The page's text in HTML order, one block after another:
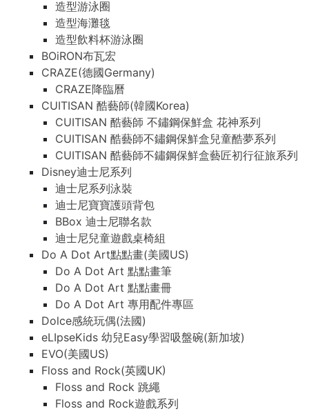
造型游泳圈
造型海灘毯
造型飲料杯游泳圈
BOiRON布瓦宏
CRAZE(德國Germany)
CRAZE降臨曆
CUITISAN 酷藝師(韓國Korea)
CUITISAN 酷藝師 不鏽鋼保鮮盒 花神系列
CUITISAN 酷藝師不鏽鋼保鮮盒兒童酷夢系列
CUITISAN 酷藝師不鏽鋼保鮮盒藝匠初行征旅系列
Disney迪士尼系列
迪士尼系列泳裝
迪士尼寶寶護頭背包
BBox 迪士尼聯名款
迪士尼兒童遊戲桌椅組
Do A Dot Art點點畫(美國US)
Do A Dot Art 點點畫筆
Do A Dot Art 點點畫冊
Do A Dot Art 專用配件專區
Dolce感統玩偶(法國)
eLIpseKids 幼兒Easy學習吸盤碗(新加坡)
EVO(美國US)
Floss and Rock(英國UK)
Floss and Rock 跳繩
Floss and Rock遊戲系列